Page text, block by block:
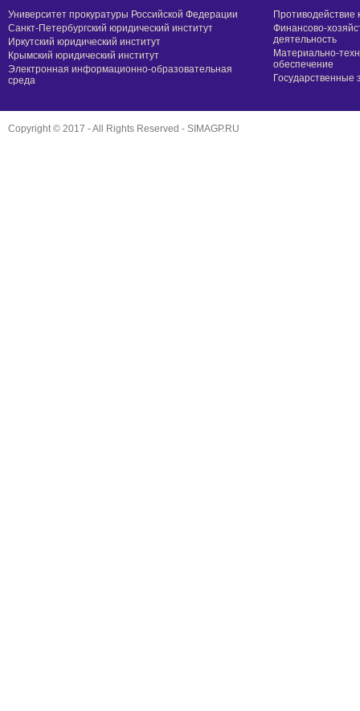
Университет прокуратуры Российской Федерации
Санкт-Петербургский юридический институт
Иркутский юридический институт
Крымский юридический институт
Электронная информационно-образовательная
среда
Противодействие
Финансово-
деятельность
Материально-
обеспечение
Государственные
Copyright © 2017 - All Rights Reserved - SIMAGP.RU